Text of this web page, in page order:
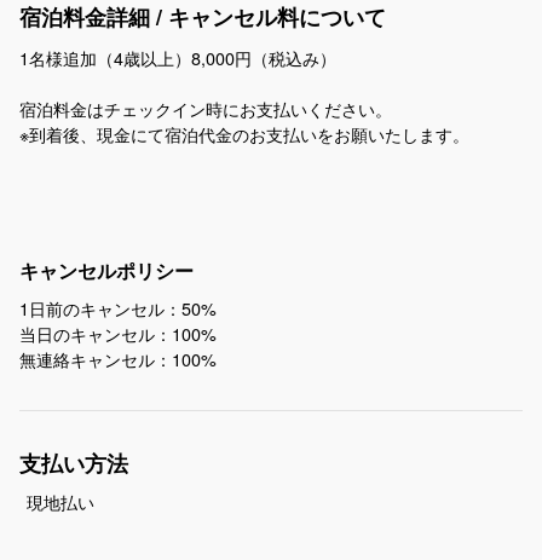
宿泊料金詳細 / キャンセル料について
1名様追加（4歳以上）8,000円（税込み）
宿泊料金はチェックイン時にお支払いください。
※到着後、現金にて宿泊代金のお支払いをお願いたします。
キャンセルポリシー
1日前のキャンセル：50%
当日のキャンセル：100%
無連絡キャンセル：100%
支払い方法
現地払い